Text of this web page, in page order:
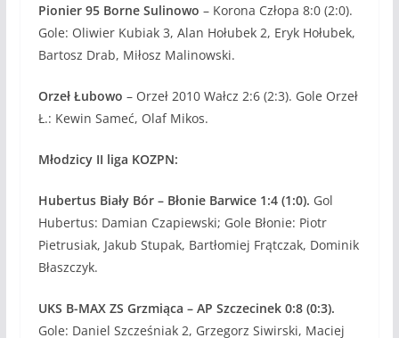
Pionier 95 Borne Sulinowo – Korona Człopa 8:0 (2:0).
Gole: Oliwier Kubiak 3, Alan Hołubek 2, Eryk Hołubek,
Bartosz Drab, Miłosz Malinowski.
Orzeł Łubowo – Orzeł 2010 Wałcz 2:6 (2:3). Gole Orzeł
Ł.: Kewin Sameć, Olaf Mikos.
Młodzicy II liga KOZPN:
Hubertus Biały Bór – Błonie Barwice 1:4 (1:0). Gol
Hubertus: Damian Czapiewski; Gole Błonie: Piotr
Pietrusiak, Jakub Stupak, Bartłomiej Frątczak, Dominik
Błaszczyk.
UKS B-MAX ZS Grzmiąca – AP Szczecinek 0:8 (0:3).
Gole: Daniel Szcześniak 2, Grzegorz Siwirski, Maciej